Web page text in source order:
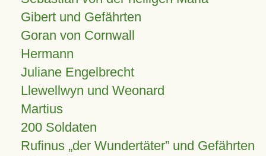
Gibert und Gefährten
Goran von Cornwall
Hermann
Juliane Engelbrecht
Llewellwyn und Weonard
Martius
200 Soldaten
Rufinus „der Wundertäter” und Gefährten